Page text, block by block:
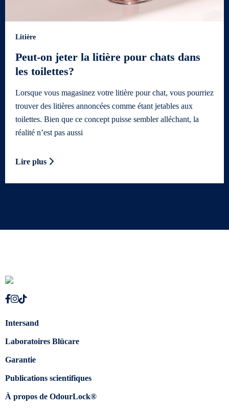
Litière
Peut-on jeter la litière pour chats dans
les toilettes?
Lorsque vous magasinez votre litière pour chat, vous pourriez
trouver des litières annoncées comme étant jetables aux
toilettes. Bien que ce concept puisse sembler alléchant, la
réalité n’est pas aussi
Lire plus
Intersand
Laboratoires Blücare
Garantie
Publications scientifiques
À propos de OdourLock®